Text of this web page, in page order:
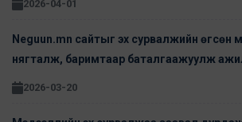
2026-04-01
Neguun.mn сайтыг эх сурвалжийн өгсөн
нягталж, баримтаар баталгаажуулж
2026-03-20